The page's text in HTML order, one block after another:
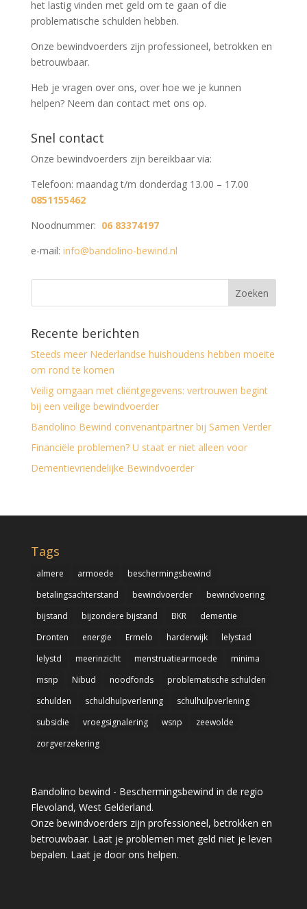
het lastig vinden met geld om te gaan of die
problematische schulden hebben.
Onze bewindvoerders zijn professioneel, betrokken en
betrouwbaar.
Heb je vragen over ons, over hoe we je kunnen
helpen? Neem dan contact met ons op.
Snel contact
Onze bewindvoerders zijn bereikbaar via:
Telefoon: maandag t/m donderdag 13.00 – 17.00
0851155462
Noodnummer: 06 83374197
e-mail: info@bandolino-bewind.nl
Recente berichten
Steeds meer Nederlandse huishoudens hebben moeite
om rond te komen
Veilig omgaan met cliëntgegevens: vertrouwen begint
bij een veilige bewindvoerder
Bandolino Bewind convenantpartner bij Samen Verder
Financiële problemen? U staat er niet alleen voor
Dementievriendelijke Bewindvoerder
Tags
almere armoede
beschermingsbewind
betalingsachterstand
bewindvoerder
bewindvoering
bijstand
bijzondere bijstand BKR
dementie
Dronten
energie Ermelo harderwijk
lelystad
lelystd
meerinzicht menstruatiearmoede
minima
msnp
Nibud noodfonds
problematische schulden
schulden
schuldhulpverlening
schulhulpverlening
subsidie
vroegsignalering wsnp
zeewolde
zorgverzekering
Bandolino bewind - Beschermingsbewind in de regio
Flevoland, West Gelderland.
Onze bewindvoerders zijn professioneel, betrokken en
betrouwbaar. Laat je problemen met geld niet je leven
bepalen. Laat je door ons helpen.